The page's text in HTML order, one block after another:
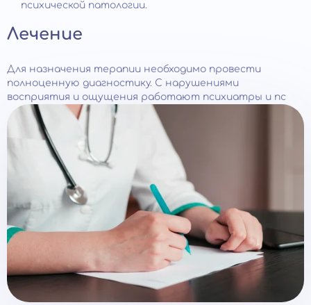
психической патологии.
Лечение
Для назначения терапии необходимо провести
полноценную диагностику. С нарушениями
восприятия и ощущения работают психиатры и пс